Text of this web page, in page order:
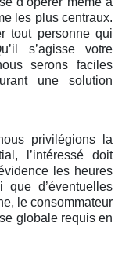
les plus centraux.
tout personne qui
s’agisse votre
serons faciles
une solution
privilégions la
l’intéressé doit
les heures
d’éventuelles
le consommateur
globale requis en